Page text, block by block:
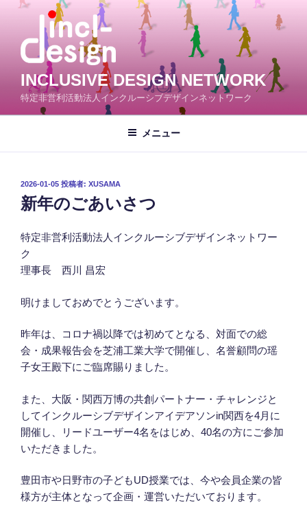
プ
INCLUSIVE DESIGN NETWORK
特定非営利活動法人インクルーシブデザインネットワーク
メニュー
投
稿
日:
2026-01-05 投稿者: XUSAMA
新年のごあいさつ
特定非営利活動法人インクルーシブデザインネットワー
ク
理事長 西川 昌宏
明けましておめでとうございます。
昨年は、コロナ禍以降では初めてとなる、対面での総
会・成果報告会を芝浦工業大学で開催し、名誉顧問の瑶
子女王殿下にご臨席賜りました。
また、大阪・関西万博の共創パートナー・チャレンジと
してインクルーシブデザインアイデアソンin関西を4月に
開催し、リードユーザー4名をはじめ、40名の方にご参加
いただきました。
豊田市や日野市の子どもUD授業では、今や会員企業の皆
様方が主体となって企画・運営いただいております。